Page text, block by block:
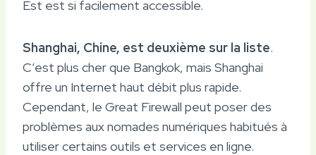
Est est si facilement accessible.
Shanghai, Chine, est deuxième sur la liste.
C’est plus cher que Bangkok, mais Shanghai
offre un Internet haut débit plus rapide.
Cependant, le Great Firewall peut poser des
problèmes aux nomades numériques habitués à
utiliser certains outils et services en ligne.